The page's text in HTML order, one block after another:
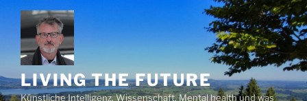
Zum
Inhalt
springen
LIVING THE FUTURE
Künstliche Intelligenz, Wissenschaft, Mental health und was